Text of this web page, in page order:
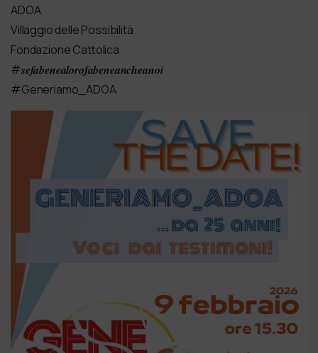
ADOA
Villaggio delle Possibilità
Fondazione Cattolica
#𝒔𝒆𝒇𝒂𝒃𝒆𝒏𝒆𝒂𝒍𝒐𝒓𝒐𝒇𝒂𝒃𝒆𝒏𝒆𝒂𝒏𝒄𝒉𝒆𝒂𝒏𝒐𝒊
#Generiamo_ADOA